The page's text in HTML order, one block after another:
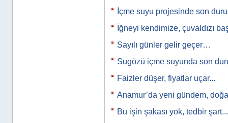
İçme suyu projesinde son
İğneyi kendimize, çuvaldızı
Sayılı günler gelir geçer…
Sugözü içme suyunda son
Faizler düşer, fiyatlar uçar...
Anamur’da yeni gündem,
Bu işin şakası yok, tedbir